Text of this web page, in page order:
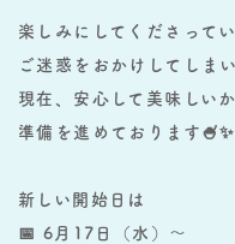
楽しみにしてくださって
ご迷惑をおかけしてしま
現在、安心して美味しい
準備を進めております🍧✨
新しい開始日は
📅 6月17日（水）〜